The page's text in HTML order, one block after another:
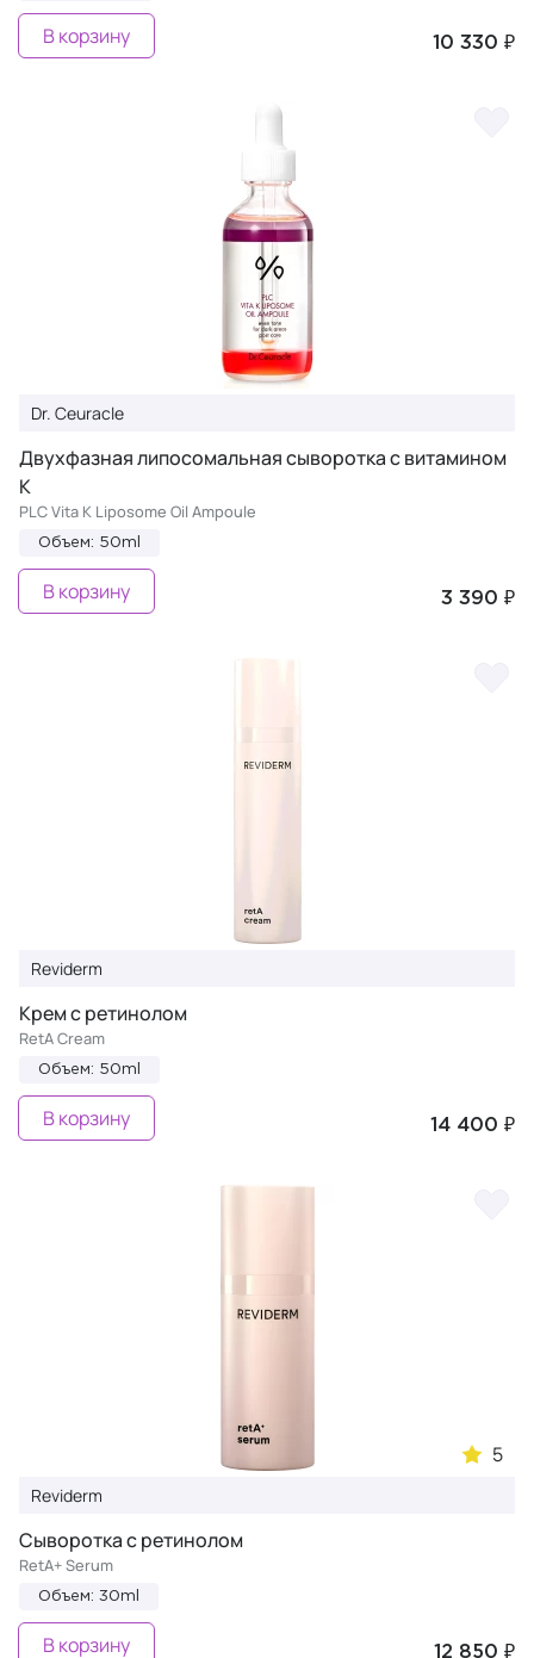
10 330 ₽
В корзину
Dr. Ceuracle
Двухфазная липосомальная сыворотка с витамином
К
PLC Vita K Liposome Oil Ampoule
Объем: 50ml
3 390 ₽
В корзину
Reviderm
Крем с ретинолом
RetA Cream
Объем: 50ml
14 400 ₽
В корзину
5
Reviderm
Сыворотка с ретинолом
RetA+ Serum
Объем: 30ml
12 850 ₽
В корзину